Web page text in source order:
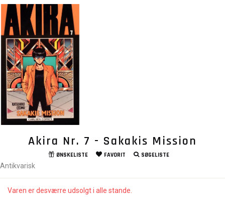
Akira Nr. 7 - Sakakis Mission
ØNSKELISTE FAVORIT SØGELISTE
Antikvarisk
Varen er desværre udsolgt i alle stande.